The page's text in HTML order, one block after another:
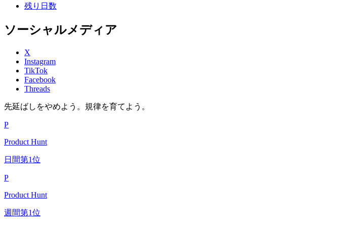
残り日数
ソーシャルメディア
X
Instagram
TikTok
Facebook
Threads
先延ばしをやめよう。規律を育てよう。
P
Product Hunt
日間第1位
P
Product Hunt
週間第1位